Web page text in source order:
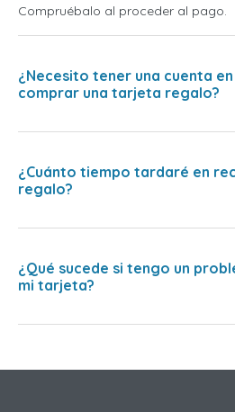
Compruébalo al proceder al pago.
¿Necesito tener una cuenta
comprar una tarjeta regalo?
¿Cuánto tiempo tardaré en
regalo?
¿Qué sucede si tengo un
mi tarjeta?